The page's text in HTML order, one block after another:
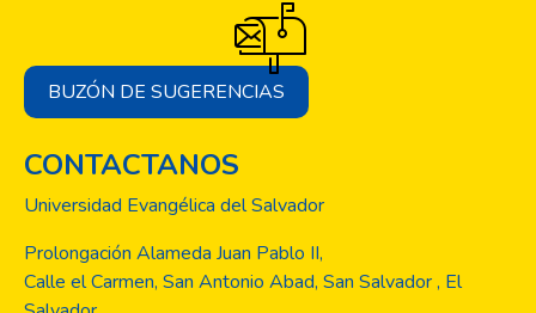
BUZÓN DE SUGERENCIAS
CONTACTANOS
Universidad Evangélica del Salvador
Prolongación Alameda Juan Pablo II,
Calle el Carmen, San Antonio Abad, San Salvador , El